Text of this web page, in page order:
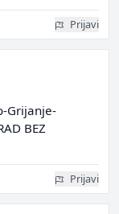
Prijavi
Grijanje-
BEZ
Prijavi